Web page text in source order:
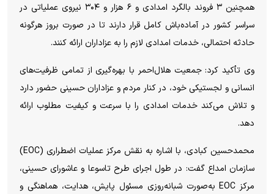
همچنین ۳ فروند بالگرد امدادی و ۶ هزار و ۳۰۴ نیروی عملیاتی در
سراسر کشور در آماده‌باش کامل قرار دارند تا در صورت بروز هرگونه
حادثه احتمالی، خدمات امدادی لازم را به عزاداران ارائه کنند.
وی تأکید کرد: جمعیت هلال‌احمر با بهره‌گیری از تمامی ظرفیت‌های
انسانی و لجستیکی خود، در کنار مردم و عزاداران حسینی حضور دارد
و تلاش می‌کند خدمات امدادی را با سرعت و کیفیت مطلوب ارائه
دهد.
محمدحسین کبادی، با اشاره به نقش مرکز عملیات اضطراری (EOC)
سازمان امداع گفت: در طول اجرای طرح تاسوعا و عاشورای حسینی،
مرکز EOC به‌صورت شبانه‌روزی مسئول پایش، هدایت، هماهنگی و